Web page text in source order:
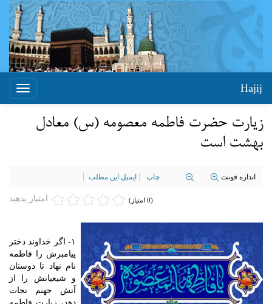
Toggle
Hajij
زیارت حضرت فاطمه معصومه (س) معادل
بهشت است
اندازه فونت چاپ ایمیل این مطلب
امتیاز بدهید (0 امتیاز)
۱- اگر خداوند دختر
پیامبرش را فاطمه
نام نهاد تا دوستان
و شیعیانش را از
آتش جهنم نجات